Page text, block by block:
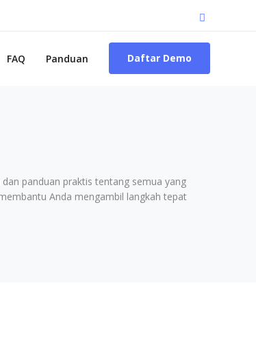
FAQ Panduan Daftar Demo
panduan praktis tentang semua yang
Anda mengambil langkah tepat